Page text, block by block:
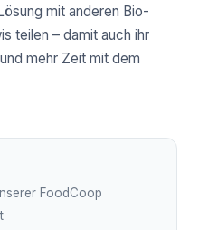
mit anderen Bio-
teilen – damit auch ihr
mehr Zeit mit dem
FoodCoop